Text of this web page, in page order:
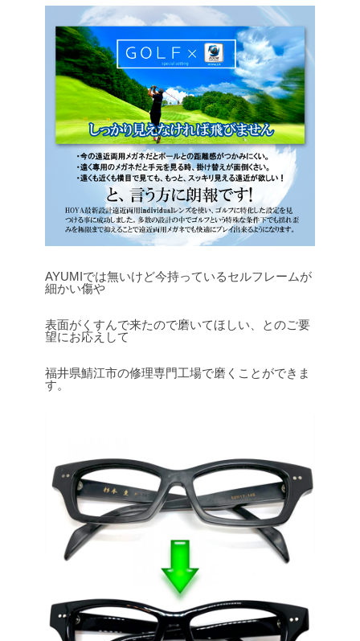
AYUMIでは無いけど今持っているセルフレームが
細かい傷や
表面がくすんで来たので磨いてほしい、とのご要
望にお応えして
福井県鯖江市の修理専門工場で磨くことができま
す。